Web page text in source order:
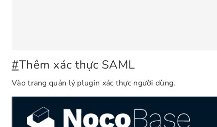
#Thêm xác thực SAML
Vào trang quản lý plugin xác thực người dùng.